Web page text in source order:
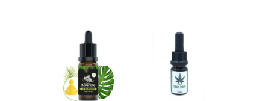
basé sur
client
basé sur
notation
client